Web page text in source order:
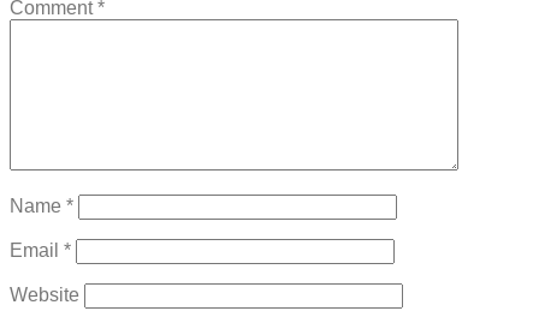
Comment*
Name *
Email *
Website